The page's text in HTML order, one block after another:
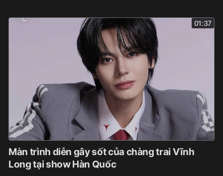
01:37
Màn trình diễn gây sốt của chàng trai Vĩnh
Long tại show Hàn Quốc